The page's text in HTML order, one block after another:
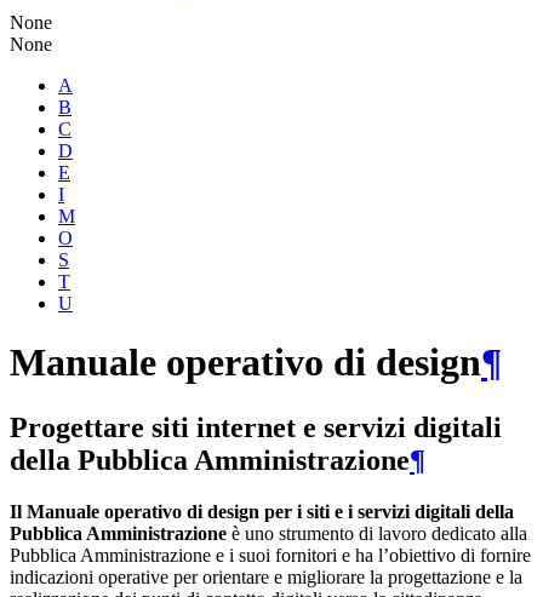
None
None
A
B
C
D
E
I
M
O
S
T
U
Manuale operativo di design¶
Progettare siti internet e servizi digitali
della Pubblica Amministrazione¶
Il Manuale operativo di design per i siti e i servizi digitali della
Pubblica Amministrazione è uno strumento di lavoro dedicato alla
Pubblica Amministrazione e i suoi fornitori e ha l’obiettivo di fornire
indicazioni operative per orientare e migliorare la progettazione e la